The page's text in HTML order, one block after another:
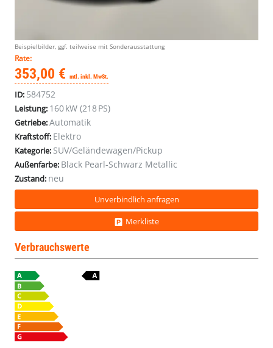
Beispielbilder, ggf. teilweise mit Sonderausstattung
Rate:
353,00 € mtl. inkl. MwSt.
ID: 584752
Leistung: 160 kW (218 PS)
Getriebe:Automatik
Kraftstoff: Elektro
Kategorie: SUV/Geländewagen/Pickup
Außenfarbe: Black Pearl-Schwarz Metallic
Zustand: neu
Unverbindlich anfragen
Merkliste
Verbrauchswerte